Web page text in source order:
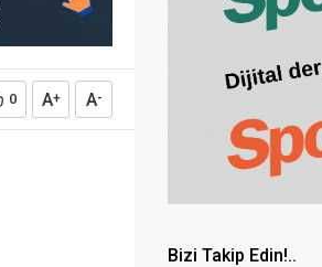
0 A+ A-
Bizi Takip Edin!..